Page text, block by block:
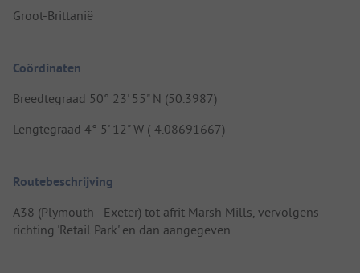
Groot-Brittanië
Coördinaten
Breedtegraad 50° 23' 55" N (50.3987)
Lengtegraad 4° 5' 12" W (-4.08691667)
Routebeschrijving
A38 (Plymouth - Exeter) tot afrit Marsh Mills, vervolgens
richting 'Retail Park' en dan aangegeven.